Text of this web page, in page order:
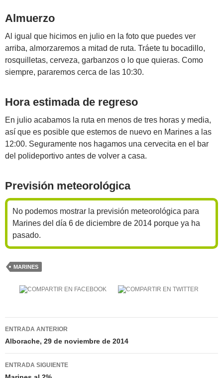
Almuerzo
Al igual que hicimos en julio en la foto que puedes ver
arriba, almorzaremos a mitad de ruta. Tráete tu bocadillo,
rosquilletas, cerveza, garbanzos o lo que quieras. Como
siempre, pararemos cerca de las 10:30.
Hora estimada de regreso
En julio acabamos la ruta en menos de tres horas y media,
así que es posible que estemos de nuevo en Marines a las
12:00. Seguramente nos hagamos una cervecita en el bar
del polideportivo antes de volver a casa.
Previsión meteorológica
No podemos mostrar la previsión meteorológica para
Marines del día 6 de diciembre de 2014 porque ya ha
pasado.
MARINES
Navegación
de
entradas
ENTRADA ANTERIOR
Alborache, 29 de noviembre de 2014
ENTRADA SIGUIENTE